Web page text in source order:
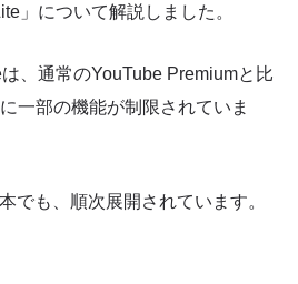
」について解説しました。
、通常のYouTube Premiumと比
一部の機能が制限されていま
でも、順次展開されています。